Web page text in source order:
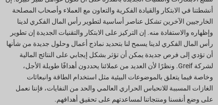
أنشطتنا في الابتكار والقيادة الفكرية والتعاون مع العملاء وأصحاب المصلحة
الخارجيين الآخرين تشكل عناصر أساسية لتطوير رأس المال الفكري لدينا
وإظهاره والاستفادة منه. إن التركيز على الابتكار والتقنيات الجديدة إن تطوير
رأس المال الفكري لدينا يسمح لنا بتحديد نماذج أعمال وحلول جديدة من شأنها
أن تؤدي إلى فرص جديدة يمكن أن تؤثر بشكل إيجابي على النتائج المالية
لشركة Greif. ونظرًا لأن العديد من عملائنا يحددون أهدافًا طويلة الأجل،
وخاصة فيما يتعلق بالموضوعات البيئية مثل استخدام الطاقة وانبعاثات
الغازات المسببة للانحباس الحراري العالمي والحد من النفايات، فإننا نعمل
على وضع أنفسنا ومنتجاتنا لمساعدتهم على تحقيق أهدافهم.